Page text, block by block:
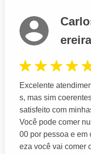
ereira
Excelente
s, mas sim
satisfeito com
Você pode comer
00 por pessoa e em
eza você vai comer